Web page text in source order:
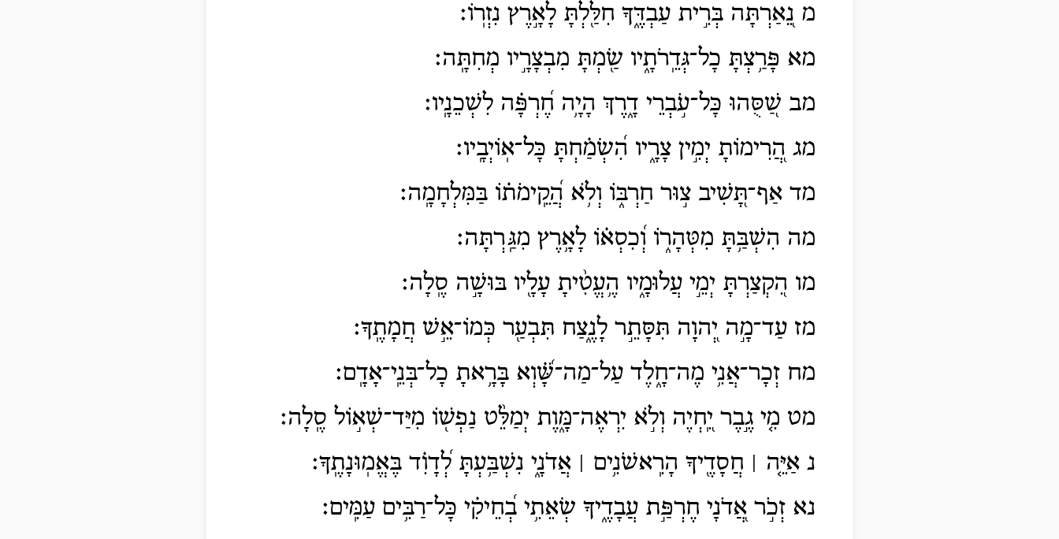
מ נֵ֭אַרְתָּה בְּרִ֣ית עַבְדֶּ֑ךָ חִלַּ֖לְתָּ לָאָ֣רֶץ נִזְרֽוֹ׃
מא פָּרַ֥צְתָּ כָל־גְּדֵֽרֹתָ֑יו שַׂ֖מְתָּ מִבְצָרָ֣יו מְחִתָּֽה׃
מב שַׁ֭סֻּהוּ כָּל־עֹ֣בְרֵי דָ֑רֶךְ הָיָ֥ה חֶ֝רְפָּ֗ה לִשְׁכֵנָֽיו׃
מג הֲ֭רִימוֹתָ יְמִ֣ין צָרָ֑יו הִ֝שְׂמַ֗חְתָּ כָּל־אֽוֹיְבָֽיו׃
מד אַף־תָּ֭שִׁיב צ֣וּר חַרְבּ֑וֹ וְלֹ֥א הֲ֝קֵֽימֹת֗וֹ בַּמִּלְחָמָֽה׃
מה הִשְׁבַּ֥תָּ מִטְּהָר֑וֹ וְ֝כִסְא֗וֹ לָאָ֥רֶץ מִגַּֽרְתָּה׃
מו הִ֭קְצַרְתָּ יְמֵ֣י עֲלוּמָ֑יו הֶ֥עֱטִ֨יתָ עָלָ֖יו בּוּשָׁ֣ה סֶֽלָה׃
מז עַד־מָ֣ה יְ֭הוָה תִּסָּתֵ֣ר לָנֶ֑צַח תִּבְעַ֖ר כְּמוֹ־אֵ֣שׁ חֲמָתֶֽךָ׃
מח זְכָר־אֲנִ֥י מֶה־חָ֑לֶד עַל־מַה־שָּׁ֝֗וְא בָּרָ֥אתָ כָל־בְּנֵֽי־אָדָֽם׃
מט מִ֤י גֶ֣בֶר יִֽ֭חְיֶה וְלֹ֣א יִרְאֶה־מָּ֑וֶת יְמַלֵּ֨ט נַפְשׁ֖וֹ מִיַּד־שְׁא֣וֹל סֶֽלָה׃
נ אַיֵּ֤ה ׀ חֲסָדֶ֖יךָ הָרִֽאשֹׁנִ֥ים ׀ אֲדֹנָ֑י נִשְׁבַּ֥עְתָּ לְ֝דָוִ֗ד בֶּאֱמֽוּנָתֶֽךָ׃
נא זְכֹ֣ר אֲ֭דֹנָי חֶרְפַּ֣ת עֲבָדֶ֑יךָ שְׂאֵתִ֥י בְ֝חֵיקִ֗י כָּל־רַבִּ֥ים עַמִּֽים׃